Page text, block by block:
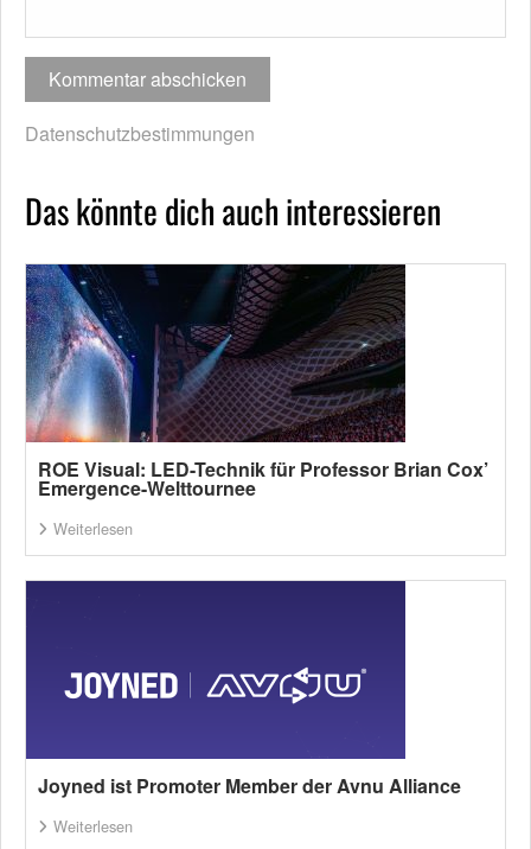
Datenschutzbestimmungen
Das könnte dich auch interessieren
ROE Visual: LED-Technik für Professor Brian Cox’
Emergence-Welttournee
Weiterlesen
Joyned ist Promoter Member der Avnu Alliance
Weiterlesen